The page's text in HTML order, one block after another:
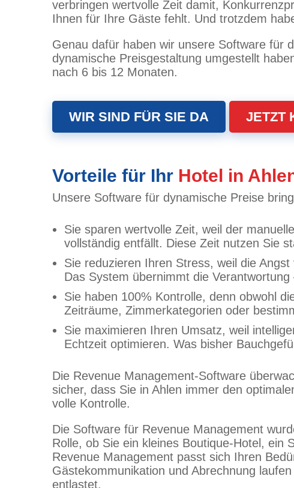
verbringen wertvolle Zeit damit,
Ihnen für Ihre Gäste fehlt. Und trotzdem
Genau dafür haben wir unsere Software für
dynamische Preisgestaltung umgestellt
nach 6 bis 12 Monaten.
WIR SIND FÜR SIE DA JETZT
Vorteile für Ihr Hotel in
Unsere Software für dynamische Preise
Sie sparen wertvolle Zeit, weil der
vollständig entfällt. Diese Zeit nutzen Sie
Sie reduzieren Ihren Stress, weil die
Das System übernimmt die
Sie haben 100% Kontrolle, denn obwohl
Zeiträume, Zimmerkategorien oder
Sie maximieren Ihren Umsatz, weil
Echtzeit optimieren. Was bisher
Die Revenue Management-Software
sicher, dass Sie in Ahlen immer den
volle Kontrolle.
Die Software für Revenue Management
Rolle, ob Sie ein kleines Boutique-Hotel,
Revenue Management passt sich Ihren
Gästekommunikation und Abrechnung
entlastet.